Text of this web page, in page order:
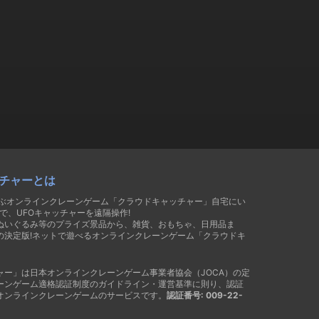
ャーとは
オンラインクレーンゲーム「クラウドキャッチャー」自宅にい
、UFOキャッチャーを遠隔操作!
いぐるみ等のプライズ景品から、雑貨、おもちゃ、日用品ま
決定版!ネットで遊べるオンラインクレーンゲーム「クラウドキ
ー」は日本オンラインクレーンゲーム事業者協会（JOCA）の定
ンゲーム適格認証制度のガイドライン・運営基準に則り、認証
ラインクレーンゲームのサービスです。 認証番号: 009-22-